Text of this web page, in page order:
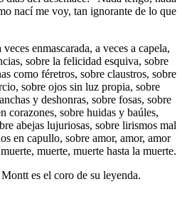
nací me voy, tan ignorante de lo que
enmascarada, a veces a capela,
sobre la felicidad esquiva, sobre
como féretros, sobre claustros, sobre
sobre ojos sin luz propia, sobre
y deshonras, sobre fosas, sobre
corazones, sobre huidas y baúles,
abejas lujuriosas, sobre lirismos mal
en capullo, sobre amor, amor, amor
muerte, muerte hasta la muerte.
es el coro de su leyenda.